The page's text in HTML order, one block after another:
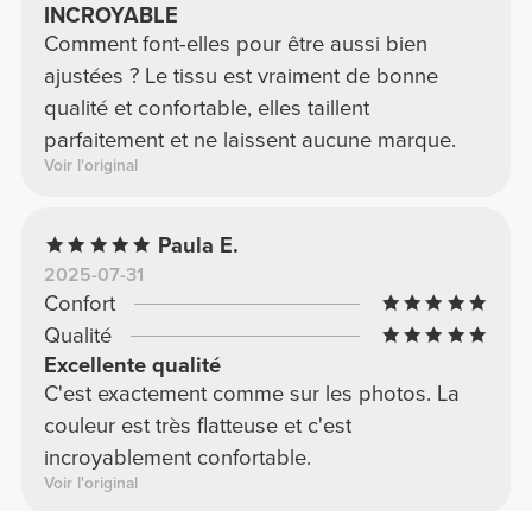
INCROYABLE
Comment font-elles pour être aussi bien
ajustées ? Le tissu est vraiment de bonne
qualité et confortable, elles taillent
parfaitement et ne laissent aucune marque.
Voir l'original
Paula E.
2025-07-31
Confort
Qualité
Excellente qualité
C'est exactement comme sur les photos. La
couleur est très flatteuse et c'est
incroyablement confortable.
Voir l'original